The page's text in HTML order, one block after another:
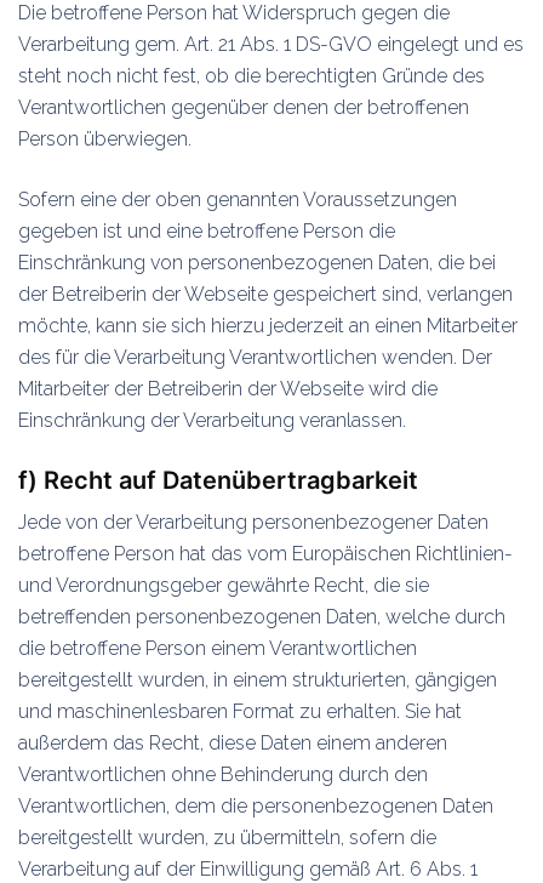
Die betroffene Person hat Widerspruch gegen die
Verarbeitung gem. Art. 21 Abs. 1 DS-GVO eingelegt und es
steht noch nicht fest, ob die berechtigten Gründe des
Verantwortlichen gegenüber denen der betroffenen
Person überwiegen.
Sofern eine der oben genannten Voraussetzungen
gegeben ist und eine betroffene Person die
Einschränkung von personenbezogenen Daten, die bei
der Betreiberin der Webseite gespeichert sind, verlangen
möchte, kann sie sich hierzu jederzeit an einen Mitarbeiter
des für die Verarbeitung Verantwortlichen wenden. Der
Mitarbeiter der Betreiberin der Webseite wird die
Einschränkung der Verarbeitung veranlassen.
f) Recht auf Datenübertragbarkeit
Jede von der Verarbeitung personenbezogener Daten
betroffene Person hat das vom Europäischen Richtlinien-
und Verordnungsgeber gewährte Recht, die sie
betreffenden personenbezogenen Daten, welche durch
die betroffene Person einem Verantwortlichen
bereitgestellt wurden, in einem strukturierten, gängigen
und maschinenlesbaren Format zu erhalten. Sie hat
außerdem das Recht, diese Daten einem anderen
Verantwortlichen ohne Behinderung durch den
Verantwortlichen, dem die personenbezogenen Daten
bereitgestellt wurden, zu übermitteln, sofern die
Verarbeitung auf der Einwilligung gemäß Art. 6 Abs. 1